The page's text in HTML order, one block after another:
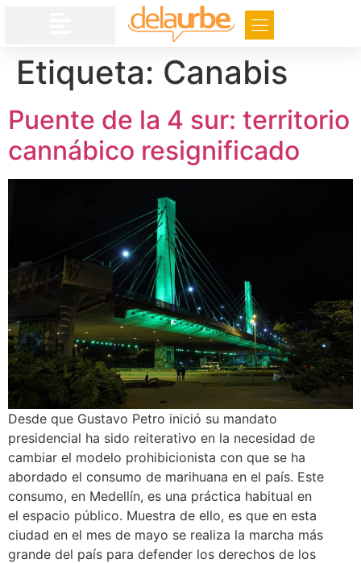
Etiqueta: Canabis
Puente de la 4 sur: territorio
cannábico resignificado
Desde que Gustavo Petro inició su mandato
presidencial ha sido reiterativo en la necesidad de
cambiar el modelo prohibicionista con que se ha
abordado el consumo de marihuana en el país. Este
consumo, en Medellín, es una práctica habitual en
el espacio público. Muestra de ello, es que en esta
ciudad en el mes de mayo se realiza la marcha más
grande del país para defender los derechos de los